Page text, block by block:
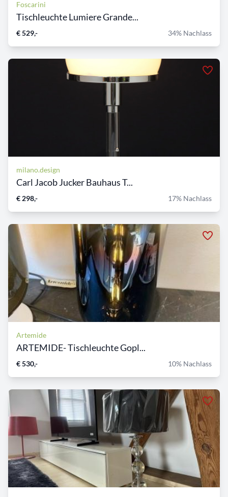
Foscarini
Tischleuchte Lumiere Grande...
€ 529,- 34% Nachlass
milano.design
Carl Jacob Jucker Bauhaus T...
€ 298,- 17% Nachlass
Artemide
ARTEMIDE- Tischleuchte Gopl...
€ 530,- 10% Nachlass